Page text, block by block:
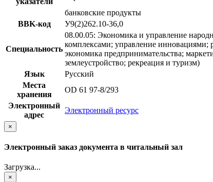
банковские продукты
BBK-код
У9(2)262.10-36,0
Специальность
08.00.05: Экономика и управление
комплексами; управление инновациями;
экономика предпринимательства;
землеустройство; рекреация и туризм)
Язык
Русский
Места
хранения
OD 61 97-8/293
Электронный
адрес
Электронный ресурс
×
Электронный заказ документа в читальный зал
Загрузка...
×